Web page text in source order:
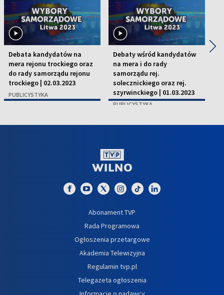
Debata kandydatów na
mera rejonu trockiego oraz
do rady samorządu rejonu
trockiego | 02.03.2023
PUBLICYSTYKA
Debaty wśród kandydatów
na mera i do rady
samorządu rej.
solecznickiego oraz rej.
szyrwinckiego | 01.03.2023
PUBLICYSTYKA
▶
Abonament TVP
Rada Programowa
Ogłoszenia przetargowe
Akademia Telewizyjna
Regulamin tvp.pl
Telegazeta ogłoszenia